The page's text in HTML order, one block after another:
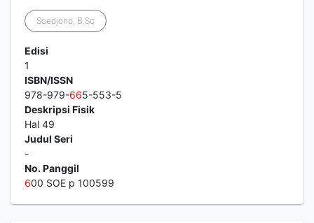
Soedjono, B.Sc
Edisi
1
ISBN/ISSN
978-979-665-553-5
Deskripsi Fisik
Hal 49
Judul Seri
-
No. Panggil
600 SOE p 100599